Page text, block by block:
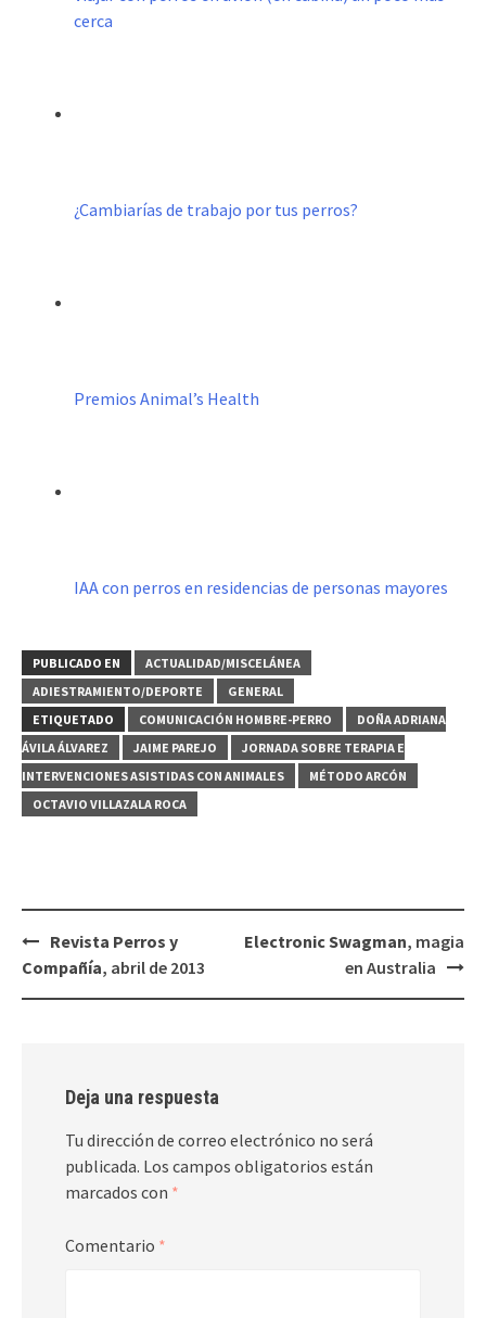
cerca
¿Cambiarías de trabajo por tus perros?
Premios Animal’s Health
IAA con perros en residencias de personas mayores
PUBLICADO EN
ACTUALIDAD/MISCELÁNEA
ADIESTRAMIENTO/DEPORTE
GENERAL
ETIQUETADO
COMUNICACIÓN HOMBRE-PERRO
DOÑA ADRIANA
ÁVILA ÁLVAREZ
JAIME PAREJO
JORNADA SOBRE TERAPIA E
INTERVENCIONES ASISTIDAS CON ANIMALES
MÉTODO ARCÓN
OCTAVIO VILLAZALA ROCA
Navegación
de
entradas
Revista Perros y
Compañía, abril de 2013
Electronic Swagman, magia
en Australia
Deja una respuesta
Tu dirección de correo electrónico no será
publicada. Los campos obligatorios están
marcados con *
Comentario *